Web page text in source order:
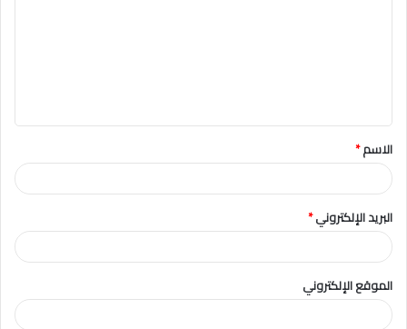
ق
*
الاسم*
البريد الإلكتروني*
الموقع الإلكتروني